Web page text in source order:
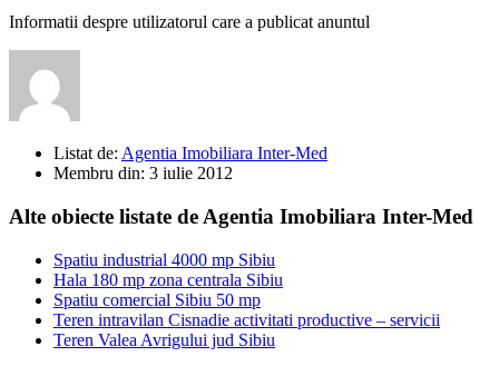
Informatii despre utilizatorul care a publicat anuntul
Listat de: Agentia Imobiliara Inter-Med
Membru din: 3 iulie 2012
Alte obiecte listate de Agentia Imobiliara Inter-Med
Spatiu industrial 4000 mp Sibiu
Hala 180 mp zona centrala Sibiu
Spatiu comercial Sibiu 50 mp
Teren intravilan Cisnadie activitati productive – servicii
Teren Valea Avrigului jud Sibiu